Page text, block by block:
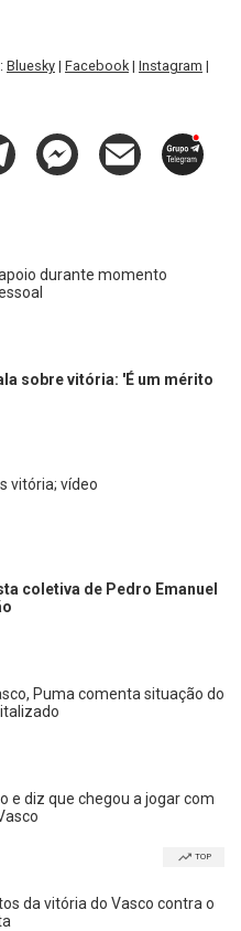
Bluesky | Facebook| Instagram |
durante momento
sobre vitória: 'É um mérito
vitória; vídeo
coletiva de Pedro Emanuel
Puma comenta situação do
e diz que chegou a jogar com
TOP
da vitória do Vasco contra o